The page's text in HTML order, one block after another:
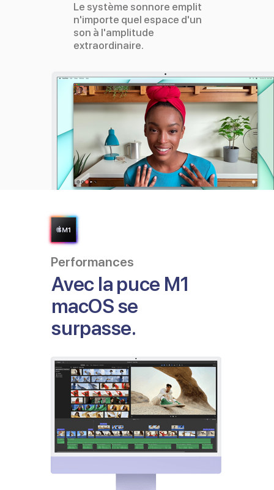
Le système sonnore emplit
n'importe quel espace d'un
son à l'amplitude
extraordinaire.
Performances
Avec la puce M1
macOS se
surpasse.